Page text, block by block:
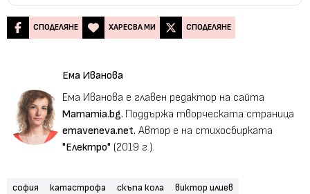
СПОДЕЛЯНЕ ХАРЕСВА МИ СПОДЕЛЯНЕ
Ема Иванова
Ема Иванова е главен редактор на сайта
Mamamia.bg. Поддържа творческата страница
emaveneva.net. Автор е на стихосбирката
"Електро" (2019 г.).
софия катастрофа скъпа кола
виктор илиев